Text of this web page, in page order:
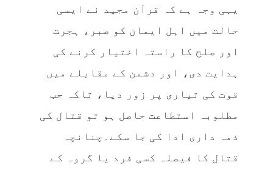
یہی وجہ ہے کہ قرآن مجید نے ایسی
حالت میں اہل ایمان کو صبر، ہجرت
اور صلح کا راستہ اختیار کرنے کی
ہدایت دی، اور دشمن کے مقابلے میں
قوت کی تیاری پر زور دیا، تاکہ جب
مطلوبہ استطاعت حاصل ہو تو قتال کی
ذمہ داری ادا کی جا سکے۔چنانچہ
قتال کا فیصلہ کسی فرد یا گروہ کے